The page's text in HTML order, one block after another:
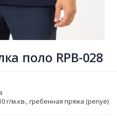
поло RPB-028
г/м.кв., гребенная пряжа (penye)